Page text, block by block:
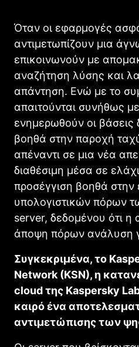
Όταν οι εφαρμογές
αντιμετωπίζουν μια
επικοινωνούν με
αναζήτηση λύσης και
απάντηση. Ενώ με το
απαιτούνται συνήθως
ενημερωθούν οι
βοηθά στην παροχή
απέναντι σε μια νέα
διαθέσιμη μέσα σε
προσέγγιση βοηθά στην
υπολογιστικών πόρων
server, δεδομένου ότι η
άποψη πόρων ανάλυση
Συγκεκριμένα, το
Network (KSN), η
cloud της Kaspersky
καιρό ένα
αντιμετώπισης των